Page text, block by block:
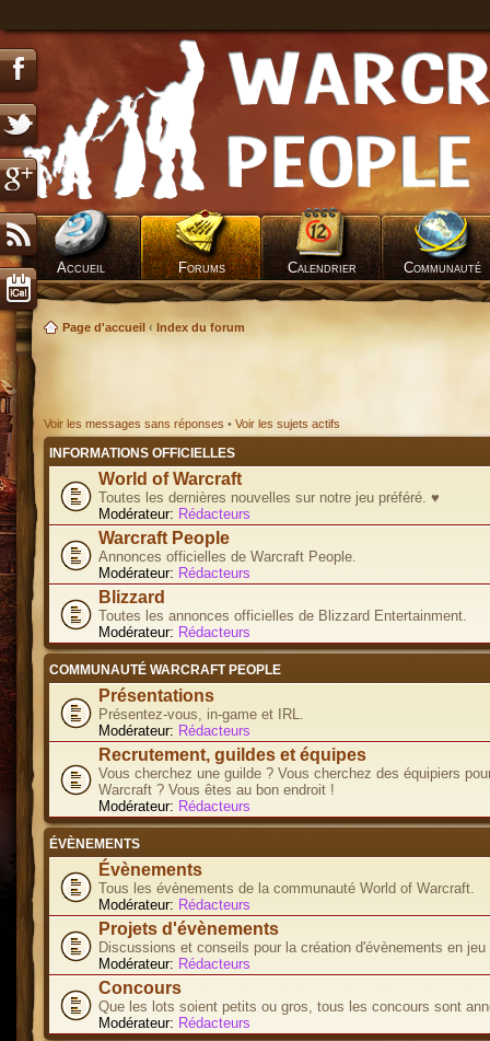
Accueil Forums Calendrier Communauté
Page d'accueil ‹ Index du forum
Voir les messages sans réponses • Voir les sujets actifs
INFORMATIONS OFFICIELLES
World of Warcraft
Toutes les dernières nouvelles sur notre jeu préféré. ♥
Modérateur: Rédacteurs
Warcraft People
Annonces officielles de Warcraft People.
Modérateur: Rédacteurs
Blizzard
Toutes les annonces officielles de Blizzard Entertainment.
Modérateur: Rédacteurs
COMMUNAUTÉ WARCRAFT PEOPLE
Présentations
Présentez-vous, in-game et IRL.
Modérateur: Rédacteurs
Recrutement, guildes et équipes
Vous cherchez une guilde ? Vous cherchez des équipiers
Warcraft ? Vous êtes au bon endroit !
Modérateur: Rédacteurs
ÉVÈNEMENTS
Évènements
Tous les évènements de la communauté World of Warcraft.
Modérateur: Rédacteurs
Projets d'évènements
Discussions et conseils pour la création d'évènements en jeu
Modérateur: Rédacteurs
Concours
Que les lots soient petits ou gros, tous les concours sont
Modérateur: Rédacteurs